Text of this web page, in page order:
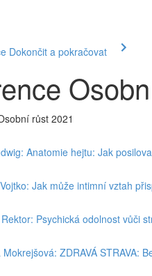
Dokončit a pokračovat
růst 2021
Anatomie hejtu: Jak
Jak může intimní vztah
Psychická odolnost vůči
Mokrejšová: ZDRAVÁ STRAVA: